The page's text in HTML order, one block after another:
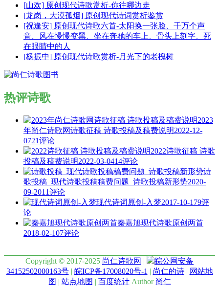
[山欢] 原创现代诗歌赏析-你往哪边走
[龙岗，大漠孤烟] 原创现代诗词赏析鉴赏
[祝逢安] 原创现代诗歌六首-太阳换一张脸、千万个声
音、风在慢慢变黑、坐在奔驰的车上、骨头上刻字、死
在眼睛中的人
[杨振中] 原创现代诗歌赏析-月光下的老槐树
热评诗歌
2023
年尚仁诗歌网诗歌征稿 诗歌投稿及稿费说明2022-12-
0721评论
2022诗歌征稿 诗歌
投稿及稿费说明2022-03-0414评论
诗
歌投稿_现代诗歌投稿稿费问题_诗歌投稿新形势2020-
09-2011评论
现代诗词原创-入梦2017-10-179评
论
秦嘉旭现代诗歌原创两首
2018-02-107评论
Copyright © 2017-2025 尚仁诗歌网 |
皖公网安备
34152502000163号| 皖ICP备17008020号-1 | 尚仁的诗| 网站地
图 | 站点地图 | 百度统计Author 尚仁